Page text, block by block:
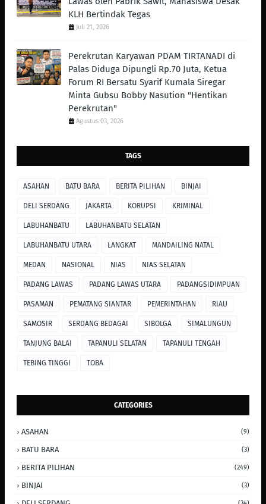
KLH Bertindak Tegas ‎
Juli 21, 2026
Perekrutan Karyawan PDAM TIRTANADI di
Palas Diduga Dipungli Rp.70 Juta, Ketua
Forum RI Bersatu Syarif Kumala Siregar
Minta Gubsu Bobby Nasution "Hentikan
Perekrutan"
Agustus 03, 2026
TAGS
ASAHAN BATU BARA BERITA PILIHAN BINJAI
DELI SERDANG JAKARTA KORUPSI KRIMINAL
LABUHANBATU LABUHANBATU SELATAN
LABUHANBATU UTARA LANGKAT MANDAILING NATAL
MEDAN NASIONAL NIAS NIAS SELATAN
PADANG LAWAS PADANG LAWAS UTARA PADANGSIDIMPUAN
PASAMAN PEMATANG SIANTAR PEMERINTAHAN RIAU
SAMOSIR SERDANG BEDAGAI SIBOLGA SIMALUNGUN
TANJUNG BALAI TAPANULI SELATAN TAPANULI TENGAH
TEBING TINGGI TOBA
CATEGORIES
ASAHAN (9)
BATU BARA (3)
BERITA PILIHAN (249)
BINJAI (3)